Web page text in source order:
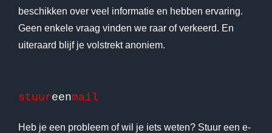
beschikken over veel informatie en hebben ervaring.
Geen enkele vraag vinden we raar of verkeerd. En
uiteraard blijf je volstrekt anoniem.
stuureenmail
Heb je een probleem of wil je iets weten? Stuur een e-